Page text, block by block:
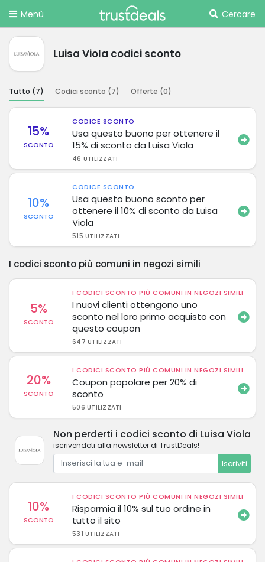
Menù Cercare
Luisa Viola codici sconto
Tutto (7) Codici sconto (7) Offerte (0)
15%
SCONTO
CODICE SCONTO
Usa questo buono per ottenere il
15% di sconto da Luisa Viola
46 UTILIZZATI
10%
SCONTO
CODICE SCONTO
Usa questo buono sconto per
ottenere il 10% di sconto da Luisa
Viola
515 UTILIZZATI
I codici sconto più comuni in negozi simili
5%
SCONTO
I CODICI SCONTO PIÙ COMUNI IN NEGOZI SIMILI
I nuovi clienti ottengono uno
sconto nel loro primo acquisto con
questo coupon
647 UTILIZZATI
20%
SCONTO
I CODICI SCONTO PIÙ COMUNI IN NEGOZI SIMILI
Coupon popolare per 20% di
sconto
506 UTILIZZATI
Non perderti i codici sconto di Luisa Viola
iscrivendoti alla newsletter di TrustDeals!
Iscriviti
10%
SCONTO
I CODICI SCONTO PIÙ COMUNI IN NEGOZI SIMILI
Risparmia il 10% sul tuo ordine in
tutto il sito
531 UTILIZZATI